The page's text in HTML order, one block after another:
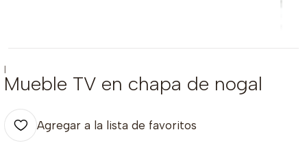
|
Mueble TV en chapa de nogal
Agregar a la lista de favoritos